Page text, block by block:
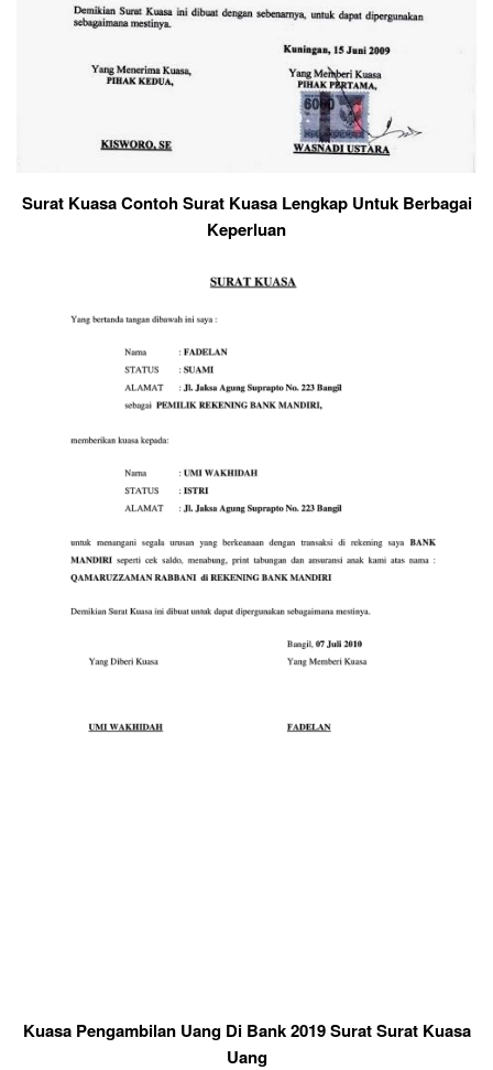
Surat Kuasa Contoh Surat Kuasa Lengkap Untuk Berbagai
Keperluan
Kuasa Pengambilan Uang Di Bank 2019 Surat Surat Kuasa
Uang